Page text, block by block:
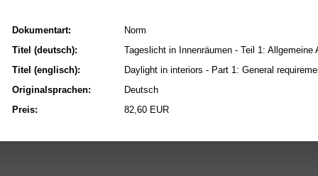
Dokumentart:
Norm
Titel (deutsch):
Tageslicht in Innenräumen - Teil 1: Allgemeine
Titel (englisch):
Daylight in interiors - Part 1: General
Originalsprachen:
Deutsch
Preis:
82,60 EUR